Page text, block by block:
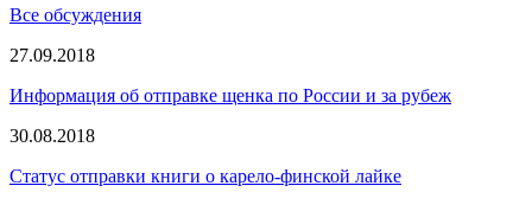
Все обсуждения
27.09.2018
Информация об отправке щенка по России и за рубеж
30.08.2018
Статус отправки книги о карело-финской лайке